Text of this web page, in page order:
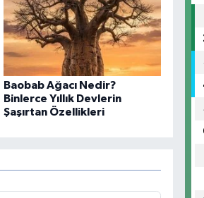
Baobab Ağacı Nedir?
Binlerce Yıllık Devlerin
Şaşırtan Özellikleri